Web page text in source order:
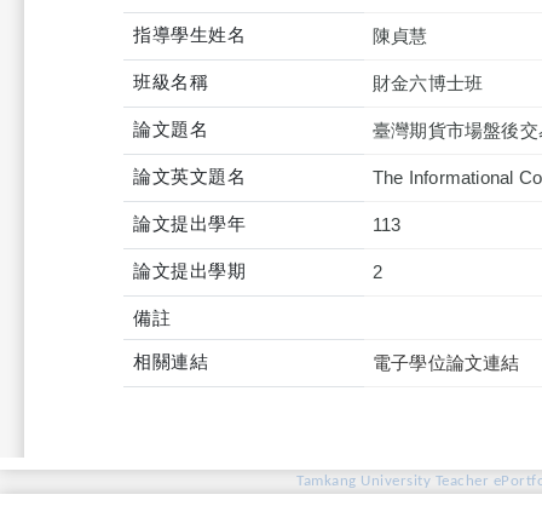
指導學生姓名 陳貞慧
班級名稱 財金六博士班
論文題名 臺灣期貨市場盤後
論文英文題名 The Informational
論文提出學年 113
論文提出學期 2
備註
相關連結 電子學位論文連結
Tamkang University Teacher